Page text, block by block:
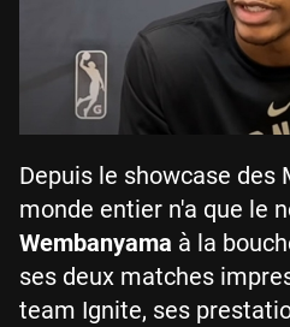
Depuis le showcase des
monde entier n'a que le
Wembanyama à la
ses deux matches
team Ignite, ses